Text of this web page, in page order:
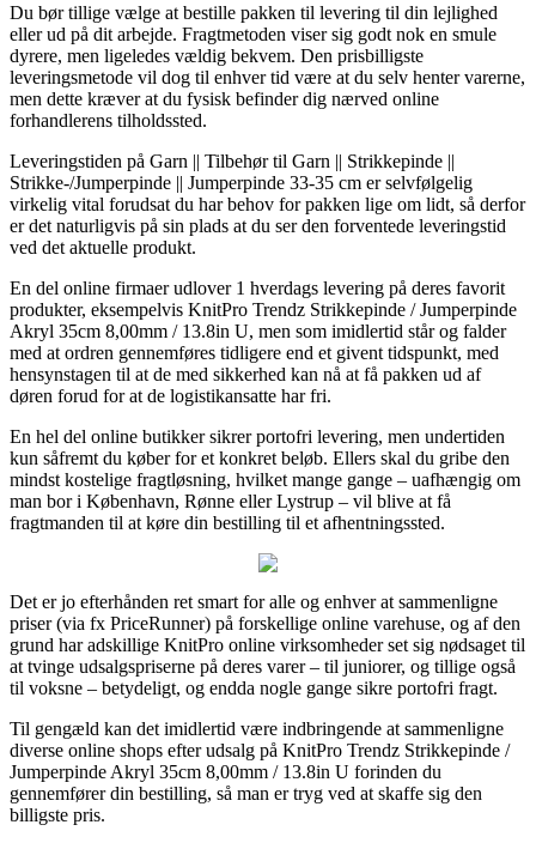
Du bør tillige vælge at bestille pakken til levering til din lejlighed
eller ud på dit arbejde. Fragtmetoden viser sig godt nok en smule
dyrere, men ligeledes vældig bekvem. Den prisbilligste
leveringsmetode vil dog til enhver tid være at du selv henter varerne,
men dette kræver at du fysisk befinder dig nærved online
forhandlerens tilholdssted.
Leveringstiden på Garn || Tilbehør til Garn || Strikkepinde ||
Strikke-/Jumperpinde || Jumperpinde 33-35 cm er selvfølgelig
virkelig vital forudsat du har behov for pakken lige om lidt, så derfor
er det naturligvis på sin plads at du ser den forventede leveringstid
ved det aktuelle produkt.
En del online firmaer udlover 1 hverdags levering på deres favorit
produkter, eksempelvis KnitPro Trendz Strikkepinde / Jumperpinde
Akryl 35cm 8,00mm / 13.8in U, men som imidlertid står og falder
med at ordren gennemføres tidligere end et givent tidspunkt, med
hensynstagen til at de med sikkerhed kan nå at få pakken ud af
døren forud for at de logistikansatte har fri.
En hel del online butikker sikrer portofri levering, men undertiden
kun såfremt du køber for et konkret beløb. Ellers skal du gribe den
mindst kostelige fragtløsning, hvilket mange gange – uafhængig om
man bor i København, Rønne eller Lystrup – vil blive at få
fragtmanden til at køre din bestilling til et afhentningssted.
Det er jo efterhånden ret smart for alle og enhver at sammenligne
priser (via fx PriceRunner) på forskellige online varehuse, og af den
grund har adskillige KnitPro online virksomheder set sig nødsaget til
at tvinge udsalgspriserne på deres varer – til juniorer, og tillige også
til voksne – betydeligt, og endda nogle gange sikre portofri fragt.
Til gengæld kan det imidlertid være indbringende at sammenligne
diverse online shops efter udsalg på KnitPro Trendz Strikkepinde /
Jumperpinde Akryl 35cm 8,00mm / 13.8in U forinden du
gennemfører din bestilling, så man er tryg ved at skaffe sig den
billigste pris.